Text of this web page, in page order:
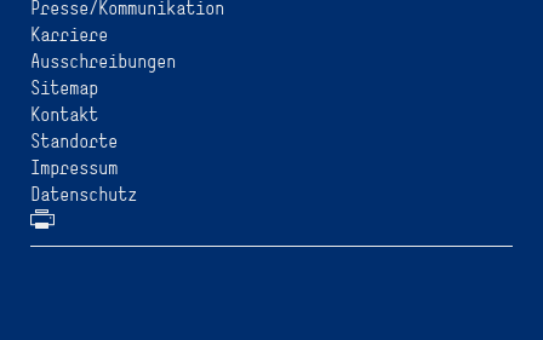
Presse/Kommunikation
Karriere
Ausschreibungen
Sitemap
Kontakt
Standorte
Impressum
Datenschutz